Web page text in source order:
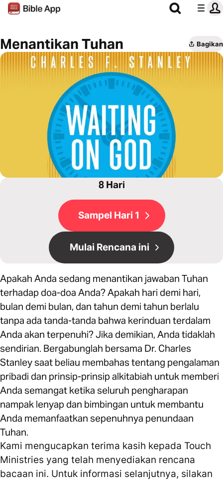
Menantikan Tuhan Bagikan
8 Hari
Sampel Hari 1
Mulai Rencana ini
Apakah Anda sedang menantikan jawaban Tuhan
terhadap doa-doa Anda? Apakah hari demi hari,
bulan demi bulan, dan tahun demi tahun berlalu
tanpa ada tanda-tanda bahwa kerinduan terdalam
Anda akan terpenuhi? Jika demikian, Anda tidaklah
sendirian. Bergabunglah bersama Dr. Charles
Stanley saat beliau membahas tentang pengalaman
pribadi dan prinsip-prinsip alkitabiah untuk memberi
Anda semangat ketika seluruh pengharapan
nampak lenyap dan bimbingan untuk membantu
Anda memanfaatkan sepenuhnya penundaan
Tuhan.
Kami mengucapkan terima kasih kepada Touch
Ministries yang telah menyediakan rencana
bacaan ini. Untuk informasi selanjutnya, silakan